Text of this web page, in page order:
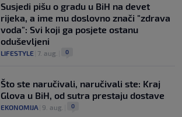
Susjedi pišu o gradu u BiH na devet
rijeka, a ime mu doslovno znači "zdrava
voda": Svi koji ga posjete ostanu
oduševljeni
LIFESTYLE 7. aug. 0
Što ste naručivali, naručivali ste: Kraj
Glova u BiH, od sutra prestaju dostave
EKONOMIJA 9. aug. 0